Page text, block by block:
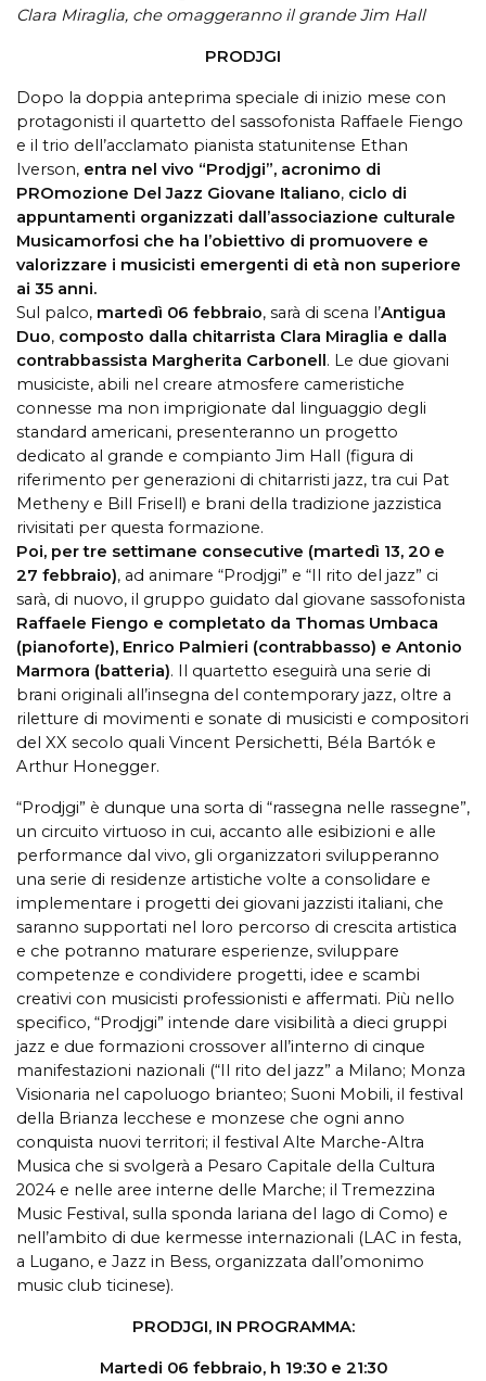
Clara Miraglia, che omaggeranno il grande Jim Hall
PRODJGI
Dopo la doppia anteprima speciale di inizio mese con
protagonisti il quartetto del sassofonista Raffaele Fiengo
e il trio dell’acclamato pianista statunitense Ethan
Iverson, entra nel vivo “Prodjgi”, acronimo di
PROmozione Del Jazz Giovane Italiano, ciclo di
appuntamenti organizzati dall’associazione culturale
Musicamorfosi che ha l’obiettivo di promuovere e
valorizzare i musicisti emergenti di età non superiore
ai 35 anni.
Sul palco, martedì 06 febbraio, sarà di scena l’Antigua
Duo, composto dalla chitarrista Clara Miraglia e dalla
contrabbassista Margherita Carbonell. Le due giovani
musiciste, abili nel creare atmosfere cameristiche
connesse ma non imprigionate dal linguaggio degli
standard americani, presenteranno un progetto
dedicato al grande e compianto Jim Hall (figura di
riferimento per generazioni di chitarristi jazz, tra cui Pat
Metheny e Bill Frisell) e brani della tradizione jazzistica
rivisitati per questa formazione.
Poi, per tre settimane consecutive (martedì 13, 20 e
27 febbraio), ad animare “Prodjgi” e “Il rito del jazz” ci
sarà, di nuovo, il gruppo guidato dal giovane sassofonista
Raffaele Fiengo e completato da Thomas Umbaca
(pianoforte), Enrico Palmieri (contrabbasso) e Antonio
Marmora (batteria). Il quartetto eseguirà una serie di
brani originali all’insegna del contemporary jazz, oltre a
riletture di movimenti e sonate di musicisti e compositori
del XX secolo quali Vincent Persichetti, Béla Bartók e
Arthur Honegger.
“Prodjgi” è dunque una sorta di “rassegna nelle rassegne”,
un circuito virtuoso in cui, accanto alle esibizioni e alle
performance dal vivo, gli organizzatori svilupperanno
una serie di residenze artistiche volte a consolidare e
implementare i progetti dei giovani jazzisti italiani, che
saranno supportati nel loro percorso di crescita artistica
e che potranno maturare esperienze, sviluppare
competenze e condividere progetti, idee e scambi
creativi con musicisti professionisti e affermati. Più nello
specifico, “Prodjgi” intende dare visibilità a dieci gruppi
jazz e due formazioni crossover all’interno di cinque
manifestazioni nazionali (“Il rito del jazz” a Milano; Monza
Visionaria nel capoluogo brianteo; Suoni Mobili, il festival
della Brianza lecchese e monzese che ogni anno
conquista nuovi territori; il festival Alte Marche-Altra
Musica che si svolgerà a Pesaro Capitale della Cultura
2024 e nelle aree interne delle Marche; il Tremezzina
Music Festival, sulla sponda lariana del lago di Como) e
nell’ambito di due kermesse internazionali (LAC in festa,
a Lugano, e Jazz in Bess, organizzata dall’omonimo
music club ticinese).
PRODJGI, IN PROGRAMMA:
Martedi 06 febbraio, h 19:30 e 21:30